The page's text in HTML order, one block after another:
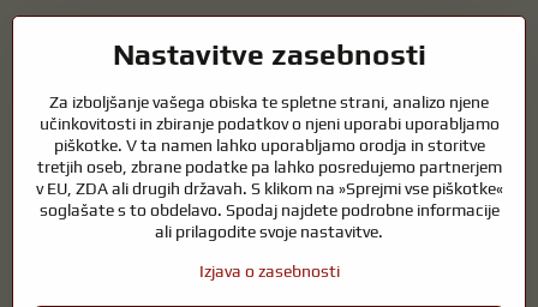
harmonično okolje za sprostitev in življenje vodnih živali. Pravilna
čisto vodo in zdrav ribnik skozi vse leto. Enako pomembna je skrb za
živali, ki so del našega življenja.
Konji potrebujejo kakovostno jahalno opremo, pravilno prehrano in
odgovorno nego, da so zdravi, močni in zadovoljni. Ne glede na to, ali
gre za opremo za jahače, rejce ali ljubitelje narave, je cilj ustvariti
okolje, ki podpira naravno ravnovesje, varnost in dobro počutje živali
Nastavitve zasebnosti
Za izboljšanje vašega obiska te spletne strani, analizo njene
učinkovitosti in zbiranje podatkov o njeni uporabi uporabljamo
piškotke. V ta namen lahko uporabljamo orodja in storitve
tretjih oseb, zbrane podatke pa lahko posredujemo partnerjem
v EU, ZDA ali drugih državah. S klikom na »Sprejmi vse piškotke«
soglašate s to obdelavo. Spodaj najdete podrobne informacije
ali prilagodite svoje nastavitve.
Izjava o zasebnosti